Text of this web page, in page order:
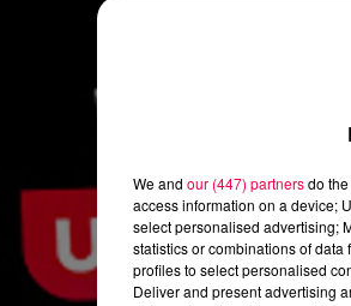
We and our (447) partnersdo
access information on a device;
select personalised advertising;
statistics or combinations of
profiles to select personalised
Deliver and present advertising